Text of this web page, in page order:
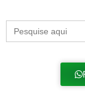
Search
for: